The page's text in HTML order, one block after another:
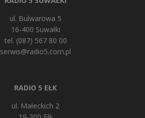
ul. Bulwarowa 5
16-400 Suwałki
tel. (087) 567 80 00
serwis@radio5.com.pl
RADIO 5 EŁK
ul. Małeckich 2